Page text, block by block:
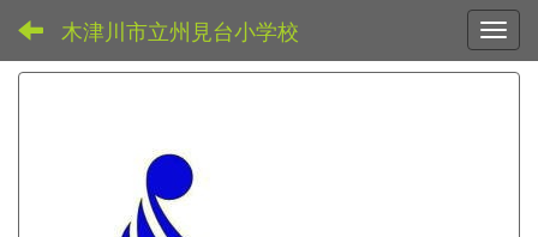
木津川市立州見台小学校